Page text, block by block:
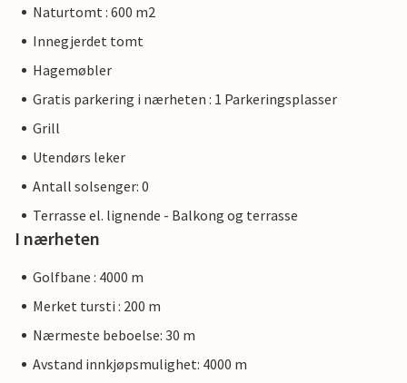
Naturtomt : 600 m2
Innegjerdet tomt
Hagemøbler
Gratis parkering i nærheten : 1 Parkeringsplasser
Grill
Utendørs leker
Antall solsenger: 0
Terrasse el. lignende - Balkong og terrasse
I nærheten
Golfbane : 4000 m
Merket tursti : 200 m
Nærmeste beboelse: 30 m
Avstand innkjøpsmulighet: 4000 m